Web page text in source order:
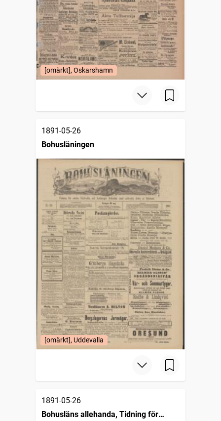
[omärkt], Oskarshamn
1891-05-26
Bohusläningen
[omärkt], Uddevalla
1891-05-26
Bohusläns allehanda, Tidning för